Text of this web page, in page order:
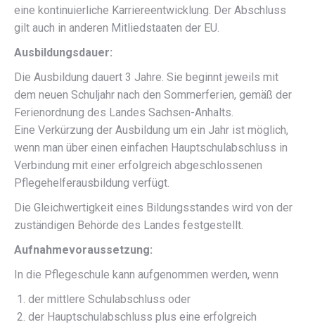
eine kontinuierliche Karriereentwicklung. Der Abschluss
gilt auch in anderen Mitliedstaaten der EU.
Ausbildungsdauer:
Die Ausbildung dauert 3 Jahre. Sie beginnt jeweils mit
dem neuen Schuljahr nach den Sommerferien, gemäß der
Ferienordnung des Landes Sachsen-Anhalts.
Eine Verkürzung der Ausbildung um ein Jahr ist möglich,
wenn man über einen einfachen Hauptschulabschluss in
Verbindung mit einer erfolgreich abgeschlossenen
Pflegehelferausbildung verfügt.
Die Gleichwertigkeit eines Bildungsstandes wird von der
zuständigen Behörde des Landes festgestellt.
Aufnahmevoraussetzung:
In die Pflegeschule kann aufgenommen werden, wenn
der mittlere Schulabschluss oder
der Hauptschulabschluss plus eine erfolgreich